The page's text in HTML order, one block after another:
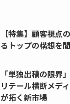
【特集】顧客視点
るトップの構想を
「単独出稿の限界
リテール横断メデ
が拓く新市場